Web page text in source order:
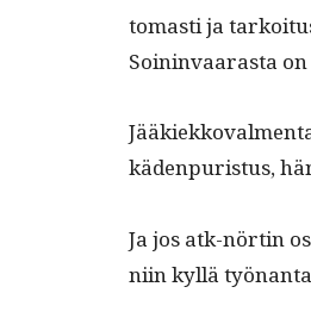
tomasti ja
Soin­in­vaaras­ta
käden­puris­tus,
Ja jos atk-nörtin
niin kyl­lä